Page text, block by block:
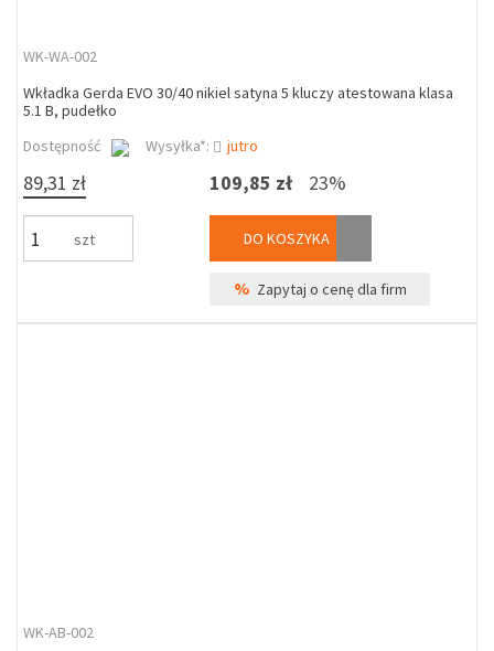
WK-WA-002
Wkładka Gerda EVO 30/40 nikiel satyna 5 kluczy atestowana klasa
5.1 B, pudełko
Dostępność
Wysyłka*: jutro
89,31 zł
szt
109,85 zł 23%
DO KOSZYKA
% Zapytaj o cenę dla firm
WK-AB-002